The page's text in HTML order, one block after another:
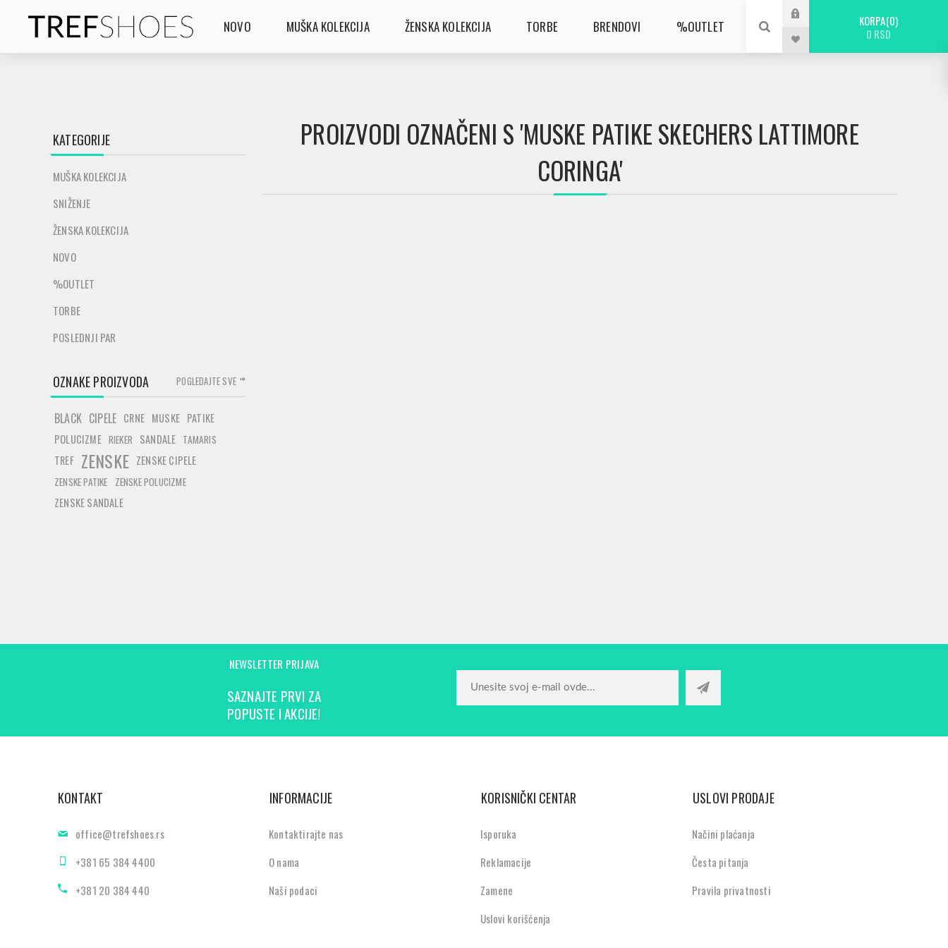
NOVO MUŠKA KOLEKCIJA ŽENSKA KOLEKCIJA TORBE BRENDOVI %OUTLET KORPA 0
0 RSD
PROIZVODI OZNAČENI S 'MUSKE PATIKE SKECHERS LATTIMORE
CORINGA'
KATEGORIJE
MUŠKA KOLEKCIJA
SNIŽENJE
ŽENSKA KOLEKCIJA
NOVO
%OUTLET
TORBE
POSLEDNJI PAR
OZNAKE PROIZVODA
BLACK CIPELE CRNE MUSKE PATIKE
POLUCIZME RIEKER SANDALE TAMARIS
TREF ZENSKE ZENSKE CIPELE
ZENSKE PATIKE ZENSKE POLUCIZME
ZENSKE SANDALE
POGLEDAJTE SVE
NEWSLETTER PRIJAVA
SAZNAJTE PRVI ZA
POPUSTE I AKCIJE!
KONTAKT
office@trefshoes.rs
+381 65 384 4400
+381 20 384 440
INFORMACIJE
Kontaktirajte nas
O nama
Naši podaci
KORISNIČKI CENTAR
Isporuka
Reklamacije
Zamene
Uslovi korišćenja
USLOVI PRODAJE
Načini plaćanja
Česta pitanja
Pravila privatnosti